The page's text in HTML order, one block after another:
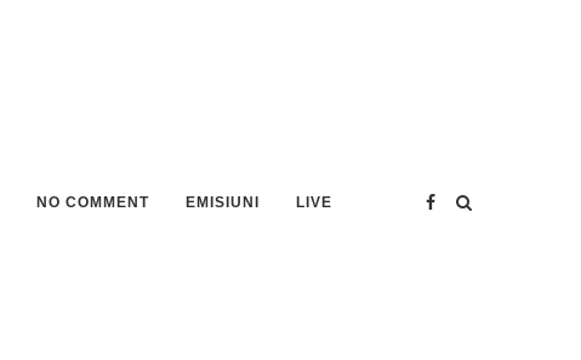
NO COMMENT EMISIUNI LIVE